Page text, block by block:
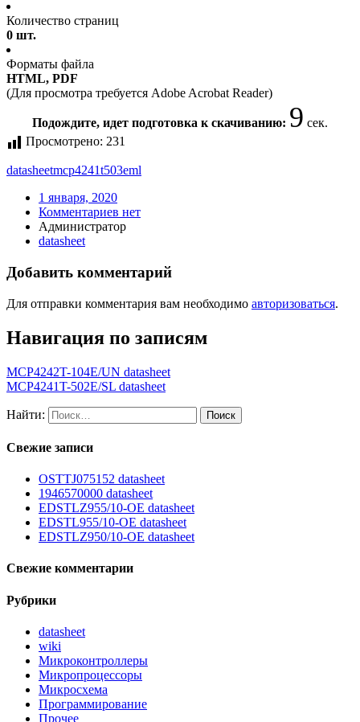
Количество страниц
0 шт.
Форматы файла
HTML, PDF
(Для просмотра требуется Adobe Acrobat Reader)
Подождите, идет подготовка к скачиванию: 9 сек.
Просмотрено: 231
datasheetmcp4241t503eml
1 января, 2020
Комментариев нет
Администратор
datasheet
Добавить комментарий
Для отправки комментария вам необходимо авторизоваться.
Навигация по записям
MCP4242T-104E/UN datasheet
MCP4241T-502E/SL datasheet
Найти:
Свежие записи
OSTTJ075152 datasheet
1946570000 datasheet
EDSTLZ955/10-OE datasheet
EDSTL955/10-OE datasheet
EDSTLZ950/10-OE datasheet
Свежие комментарии
Рубрики
datasheet
wiki
Микроконтроллеры
Микропроцессоры
Микросхема
Программирование
Прочее